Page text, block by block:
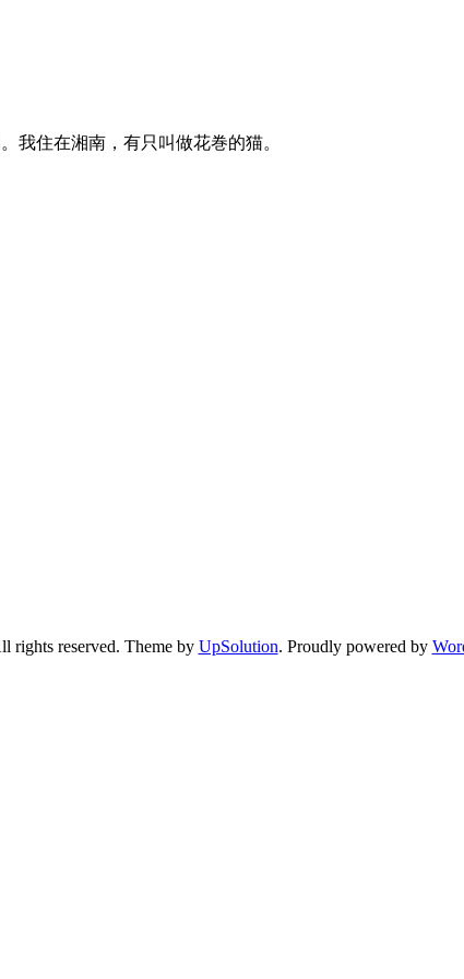
我住在湘南，有只叫做花巻的猫。
rights reserved. Theme by UpSolution. Proudly powered by